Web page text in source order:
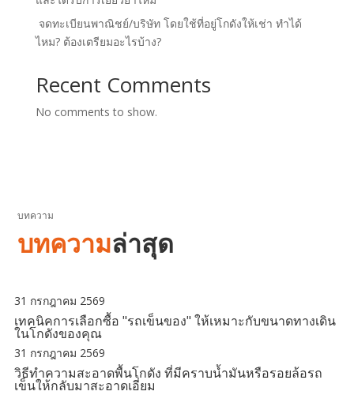
จดทะเบียนพาณิชย์/บริษัท โดยใช้ที่อยู่โกดังให้เช่า ทำได้
ไหม? ต้องเตรียมอะไรบ้าง?
Recent Comments
No comments to show.
บทความ
บทความล่าสุด
31 กรกฎาคม 2569
เทคนิคการเลือกซื้อ "รถเข็นของ" ให้เหมาะกับขนาดทางเดิน
ในโกดังของคุณ
31 กรกฎาคม 2569
วิธีทำความสะอาดพื้นโกดัง ที่มีคราบน้ำมันหรือรอยล้อรถ
เข็นให้กลับมาสะอาดเอี่ยม